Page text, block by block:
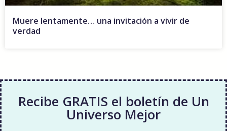
Muere lentamente… una invitación a vivir de
verdad
Recibe GRATIS el boletín de Un
Universo Mejor